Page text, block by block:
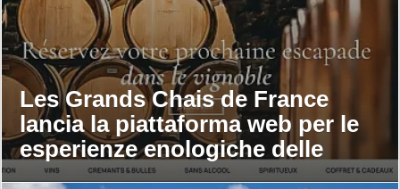
Les Grands Chais de France
lancia la piattaforma web per le
esperienze enologiche delle
maison